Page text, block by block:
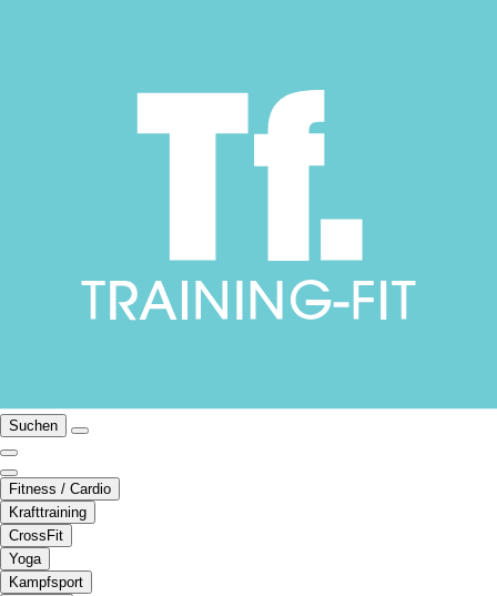
Suchen
Fitness / Cardio
Krafttraining
CrossFit
Yoga
Kampfsport